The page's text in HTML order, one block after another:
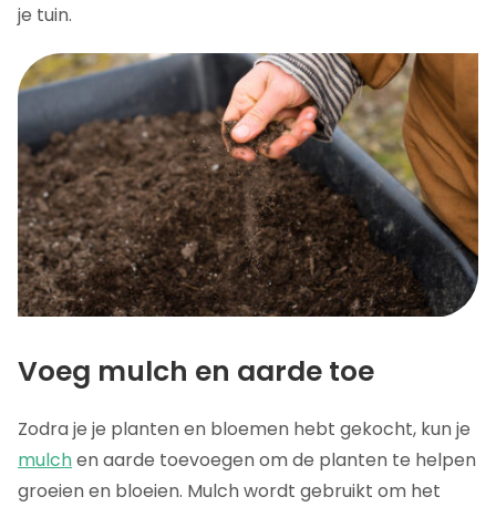
je tuin.
Voeg mulch en aarde toe
Zodra je je planten en bloemen hebt gekocht, kun je
mulchen aarde toevoegen om de planten te helpen
groeien en bloeien. Mulch wordt gebruikt om het